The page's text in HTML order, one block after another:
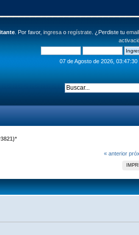
. Por favor, ingresao regístrate. ¿Perdiste tu
07 de Agosto de 2026, 03:47:30
« anterior